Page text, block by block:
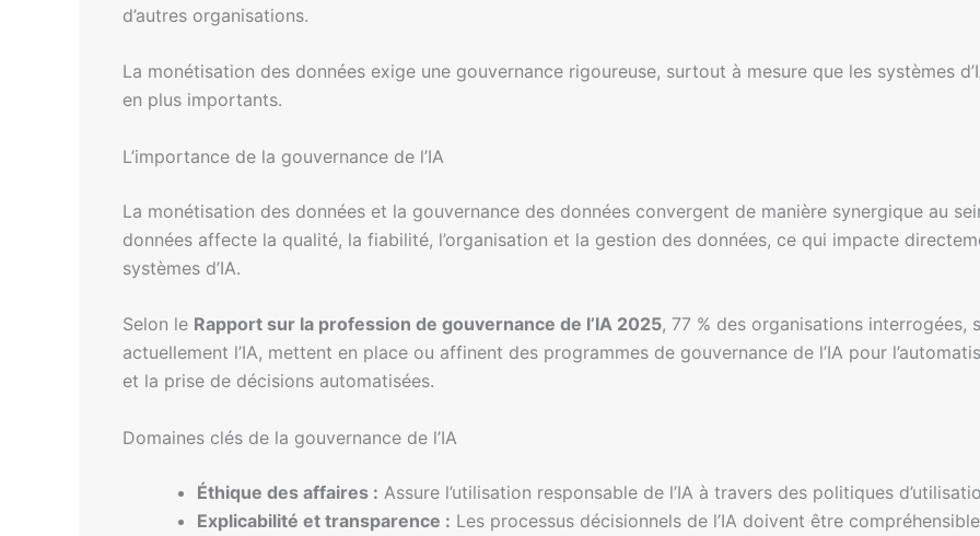
d’autres organisations.
La monétisation des données exige une gouvernance rigoureuse, surtout à mesure que les systèmes
en plus importants.
L’importance de la gouvernance de l’IA
La monétisation des données et la gouvernance des données convergent de manière synergique au
données affecte la qualité, la fiabilité, l’organisation et la gestion des données, ce qui impacte
systèmes d’IA.
Selon le Rapport sur la profession de gouvernance de l’IA 2025, 77 % des organisations
actuellement l’IA, mettent en place ou affinent des programmes de gouvernance de l’IA pour
et la prise de décisions automatisées.
Domaines clés de la gouvernance de l’IA
Éthique des affaires : Assure l’utilisation responsable de l’IA à travers des politiques
Explicabilité et transparence : Les processus décisionnels de l’IA doivent être